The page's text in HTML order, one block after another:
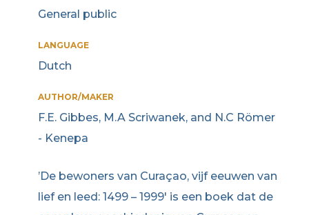
General public
LANGUAGE
Dutch
AUTHOR/MAKER
F.E. Gibbes, M.A Scriwanek, and N.C Römer
- Kenepa
​’De bewoners van Curaçao, vijf eeuwen van
lief en leed: 1499 – 1999′ is een boek dat de